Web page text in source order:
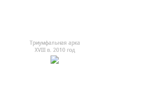
Триумфальная арка
ХVIII в. 2010 год